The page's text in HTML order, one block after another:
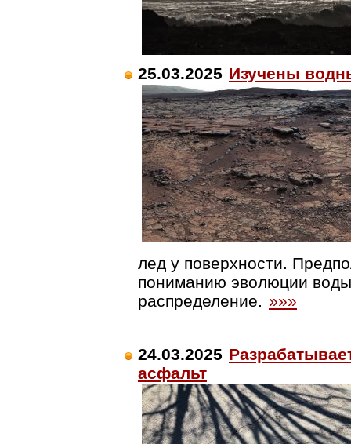
25.03.2025 Изучены
лед у поверхности.
пониманию эволюции воды
распределение. »»»
24.03.2025
асфальт